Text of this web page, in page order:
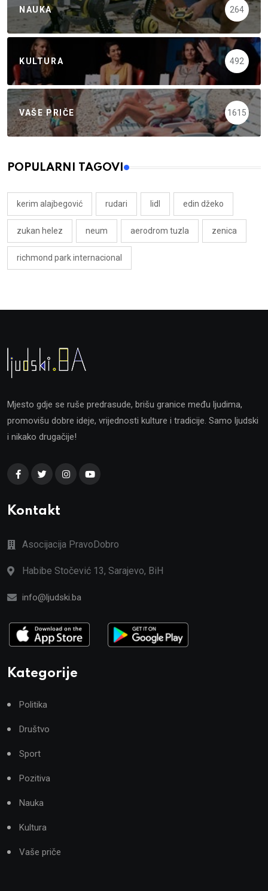
NAUKA 264
KULTURA 492
VAŠE PRIČE 1615
POPULARNI TAGOVI
kerim alajbegović rudari lidl edin džeko
zukan helez neum aerodrom tuzla zenica
richmond park internacional
Mjesto gdje se ruše predrasude, brišu granice među ljudima,
promovišu dobre ideje, vrijednosti kulture i tradicije. Samo ljudski
i nikako drugačije!
Kontakt
Asocijacija PravoDobro
Habibe Stočević 13, Sarajevo, BiH
info@ljudski.ba
Kategorije
Politika
Društvo
Sport
Pozitiva
Nauka
Kultura
Vaše priče